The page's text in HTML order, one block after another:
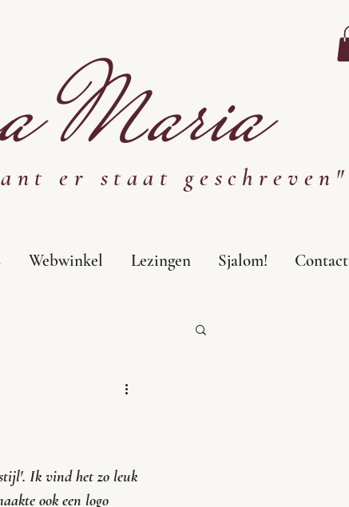
Maria
er staat geschreven"
Webwinkel Lezingen Sjalom! Contact
Ik vind het zo leuk
ook een logo